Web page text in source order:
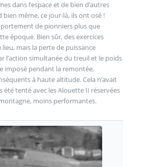
dans l’espace et de bien d’autres
bien même, ce jour-là, ils ont osé !
de pionniers plus que
époque. Bien sûr, des exercices
mais la perte de puissance
l’action simultanée du treuil et le poids
imposé pendant la remontée,
à haute altitude. Cela n’avait
été tenté avec les Alouette II réservées
moins performantes.